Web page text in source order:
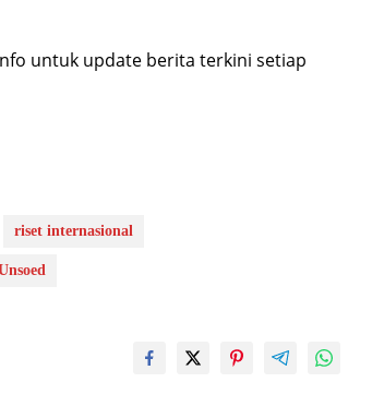
untuk update berita terkini setiap
riset internasional